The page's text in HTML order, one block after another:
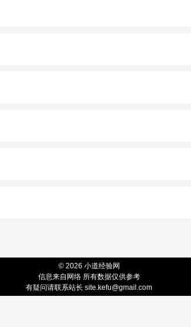
© 2026 小道经验网
信息来自网络 所有数据仅供参考
有疑问请联系站长 site.kefu@gmail.com